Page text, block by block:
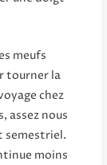
meufs
tourner la
chez
assez nous
semestriel.
moins